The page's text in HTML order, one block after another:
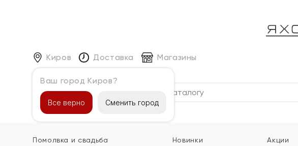
Киров
Ваш город Киров?
Все верно Сменить город
Доставка Магазины
Каталог
Помолвка и свадьба Новинки Акции